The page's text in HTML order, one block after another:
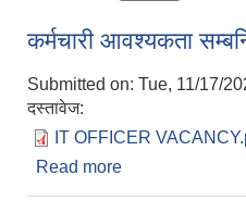
कर्मचारी आवश्यकता
Submitted on: Tue, 11/17/
दस्तावेज:
IT OFFICER
Read more